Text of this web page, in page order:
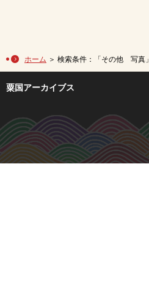
ホーム ＞ 検索条件：「その他 写真」
粟国アーカイブス